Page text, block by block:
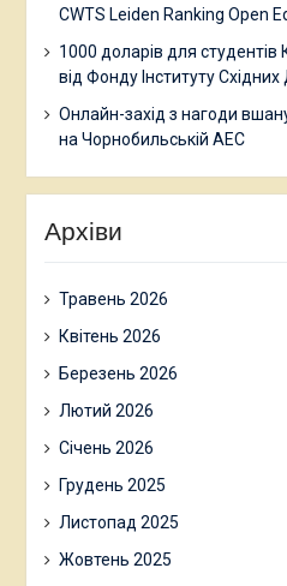
CWTS Leiden Ranking Open
1000 доларів для
від Фонду Інституту
Онлайн-захід з нагоди
на Чорнобильській АЕС
Архіви
Травень 2026
Квітень 2026
Березень 2026
Лютий 2026
Січень 2026
Грудень 2025
Листопад 2025
Жовтень 2025